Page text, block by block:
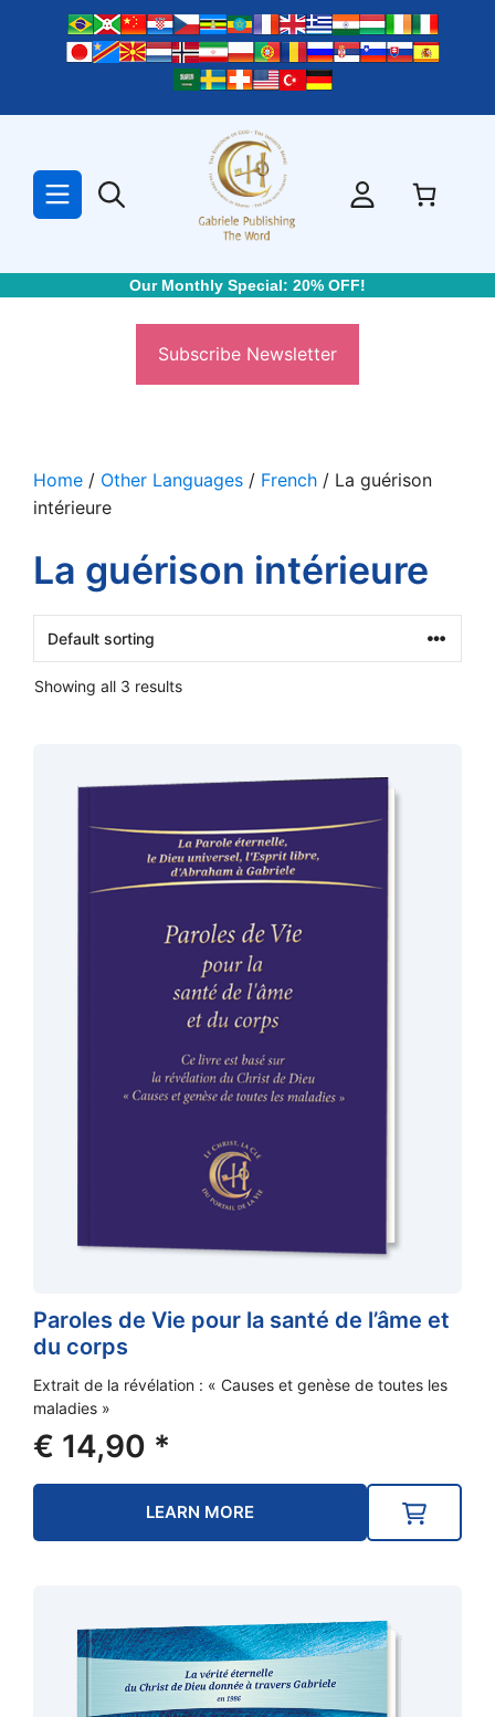
Our Monthly Special: 20% OFF!
Subscribe Newsletter
Home / Other Languages / French / La guérison
intérieure
La guérison intérieure
Showing all 3 results
Paroles de Vie pour la santé de l’âme et
du corps
Extrait de la révélation : « Causes et genèse de toutes les
maladies »
€ 14,90 *
LEARN MORE